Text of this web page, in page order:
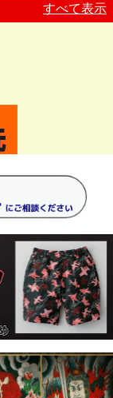
すべて表示
ました。
ました。
しました。
。
春夏カタログを